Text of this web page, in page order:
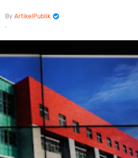
ArtikelPublik